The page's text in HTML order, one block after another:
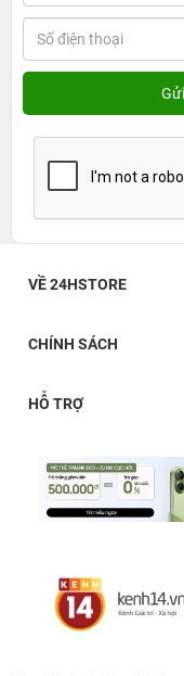
VỀ 24HSTORE
CHÍNH SÁCH
HỖ TRỢ